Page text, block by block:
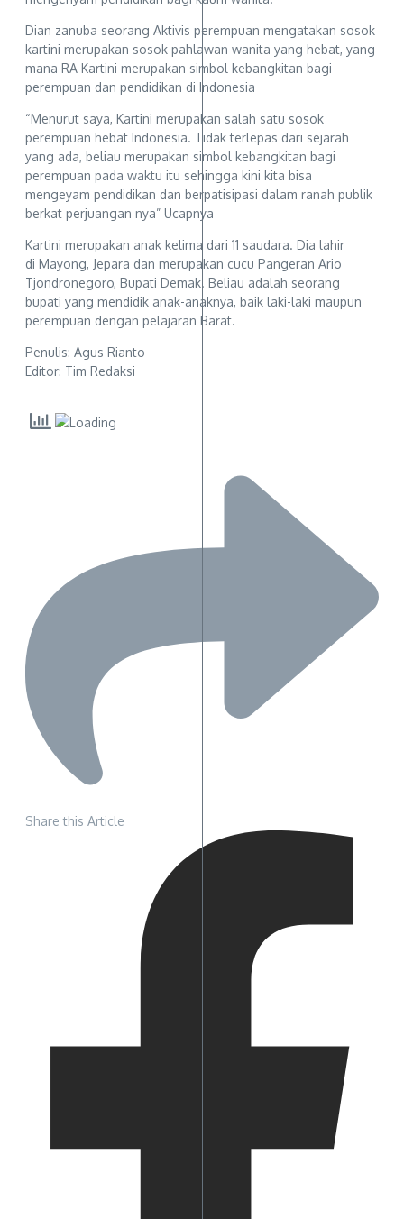
Dian zanuba seorang Aktivis perempuan mengatakan sosok
kartini merupakan sosok pahlawan wanita yang hebat, yang
mana RA Kartini merupakan simbol kebangkitan bagi
perempuan dan pendidikan di Indonesia
“Menurut saya, Kartini merupakan salah satu sosok
perempuan hebat Indonesia. Tidak terlepas dari sejarah
yang ada, beliau merupakan simbol kebangkitan bagi
perempuan pada waktu itu sehingga kini kita bisa
mengeyam pendidikan dan berpatisipasi dalam ranah publik
berkat perjuangan nya” Ucapnya
Kartini merupakan anak kelima dari 11 saudara. Dia lahir
di Mayong, Jepara dan merupakan cucu Pangeran Ario
Tjondronegoro, Bupati Demak. Beliau adalah seorang
bupati yang mendidik anak-anaknya, baik laki-laki maupun
perempuan dengan pelajaran Barat.
Penulis: Agus Rianto
Editor: Tim Redaksi
Share this Article